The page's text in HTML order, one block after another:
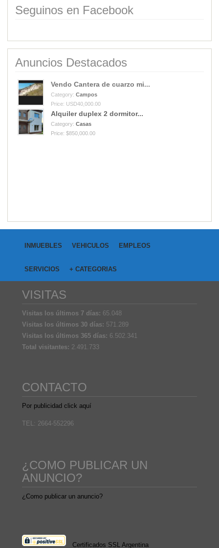
Seguinos en Facebook
Anuncios Destacados
Vendo Cantera de cuarzo mi...
Category: Campos
Price: USD40,000.00
Alquiler duplex 2 dormitor...
Category: Casas
Price: $850,000.00
INMUEBLES VEHICULOS EMPLEOS
SERVICIOS + CATEGORIAS
VISITAS
Visitas los últimos 7 días: 65.048
Visitas los últimos 30 días: 571.289
Visitas los últimos 365 días: 6.502.341
Total visitantes: 2.491.733
CONTACTO
Por publicidad click aquí
TEL: 2664-552296
¿COMO PUBLICAR UN
ANUNCIO?
¿Como publicar un anuncio?
Certificados SSL Argentina